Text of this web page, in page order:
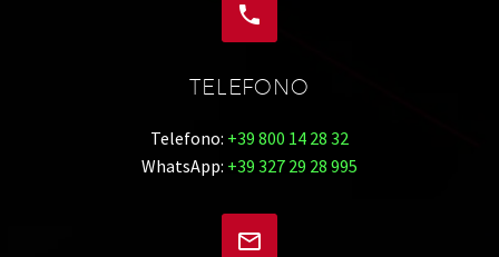


TELEFONO
Telefono: +39 800 14 28 32
WhatsApp: +39 327 29 28 995

